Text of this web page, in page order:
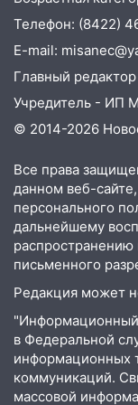
транспорту:
сошёл с
13:22
дороги в
13:17
закончится
13:15
житель
знакомого
13:14
13:12
на
13:10 В
Телефон: (8422)
E-mail:
Главный
Учредитель - ИП
© 2014-2026
Все права
данном веб-
персонального
дальнейшему
письменного
Редакция может
"Информационный
в Федеральной
информационных
коммуникаций.
массовой